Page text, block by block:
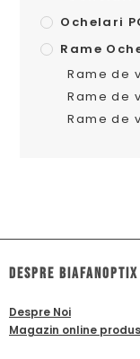
Ochelari
Rame
Rame de
Rame de
Rame de
dESPRE biafanoptix
Despre Noi
Magazin online